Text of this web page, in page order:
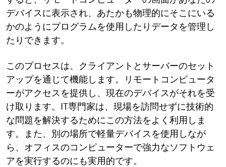
デバイスに表示され、あたかも物理的にそこにいる
かのようにプログラムを使用したりデータを管理し
たりできます。
このプロセスは、クライアントとサーバーのセット
アップを通じて機能します。リモートコンピュータ
ーがアクセスを提供し、現在のデバイスがそれを受
け取ります。IT専門家は、現場を訪問せずに技術的
な問題を解決するためにこの方法をよく利用しま
す。また、別の場所で軽量デバイスを使用しなが
ら、オフィスのコンピューターで強力なソフトウェ
アを実行するのにも実用的です。